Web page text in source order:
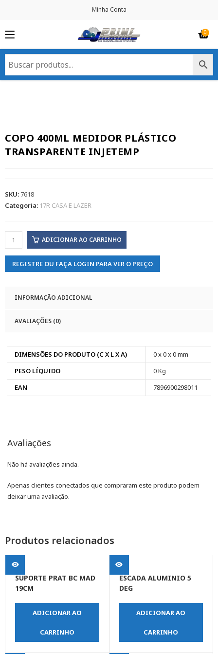
Minha Conta
COPO 400ML MEDIDOR PLÁSTICO
TRANSPARENTE INJETEMP
SKU: 7618
Categoria: 17R CASA E LAZER
ADICIONAR AO CARRINHO
REGISTRE OU FAÇA LOGIN PARA VER O PREÇO
INFORMAÇÃO ADICIONAL
AVALIAÇÕES (0)
DIMENSÕES DO PRODUTO (C X L X A)
0 x 0 x 0 mm
PESO LÍQUIDO
0 Kg
EAN
7896900298011
Avaliações
Não há avaliações ainda.
Apenas clientes conectados que compraram este produto podem
deixar uma avaliação.
Produtos relacionados
SUPORTE PRAT BC MAD
19CM
ADICIONAR AO
CARRINHO
ESCADA ALUMINIO 5
DEG
ADICIONAR AO
CARRINHO